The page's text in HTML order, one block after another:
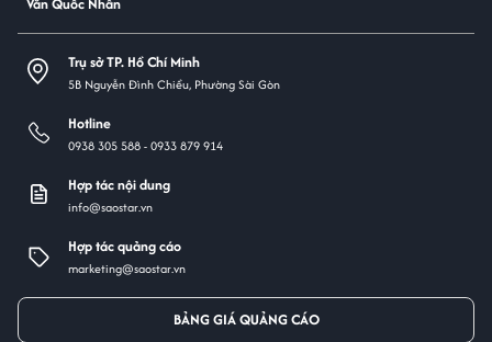
Trụ sở TP. Hồ Chí Minh
5B Nguyễn Đình Chiểu, Phường Sài Gòn
Hotline
0938 305 588 -0933 879 914
Hợp tác nội dung
info@saostar.vn
Hợp tác quảng cáo
marketing@saostar.vn
BẢNG GIÁ QUẢNG CÁO